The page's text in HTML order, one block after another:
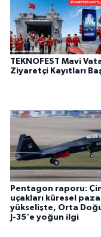
TEKNOFEST Mavi
Ziyaretçi Kayıtları
Pentagon raporu:
uçakları küresel
yükselişte, Orta
J-35'e yoğun ilgi